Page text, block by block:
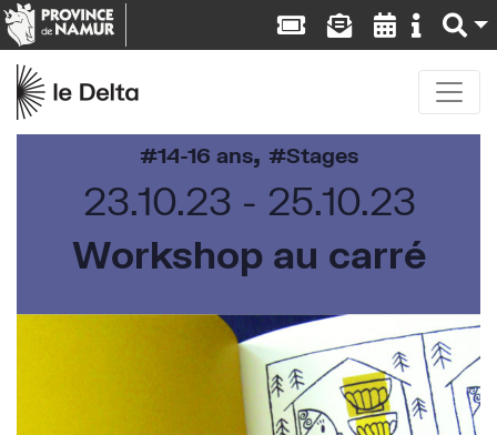
14-16 ans, Stages
23.10.23
25.10.23
Workshop au carré